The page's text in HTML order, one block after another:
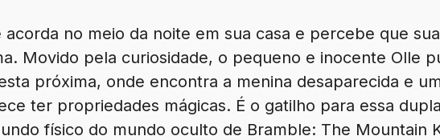
acorda no meio da noite em sua casa e percebe que
Movido pela curiosidade, o pequeno e inocente Olle
próxima, onde encontra a menina desaparecida e
ter propriedades mágicas. É o gatilho para essa
físico do mundo oculto de Bramble: The Mountain